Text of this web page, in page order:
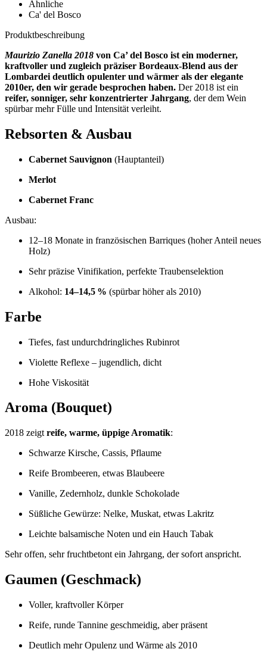
Ähnliche
Ca' del Bosco
Produktbeschreibung
Maurizio Zanella 2018 von Ca’ del Bosco ist ein moderner,
kraftvoller und zugleich präziser Bordeaux‑Blend aus der
Lombardei deutlich opulenter und wärmer als der elegante
2010er, den wir gerade besprochen haben. Der 2018 ist ein
reifer, sonniger, sehr konzentrierter Jahrgang, der dem Wein
spürbar mehr Fülle und Intensität verleiht.
Rebsorten & Ausbau
Cabernet Sauvignon (Hauptanteil)
Merlot
Cabernet Franc
Ausbau:
12–18 Monate in französischen Barriques (hoher Anteil neues
Holz)
Sehr präzise Vinifikation, perfekte Traubenselektion
Alkohol: 14–14,5 % (spürbar höher als 2010)
Farbe
Tiefes, fast undurchdringliches Rubinrot
Violette Reflexe – jugendlich, dicht
Hohe Viskosität
Aroma (Bouquet)
2018 zeigt reife, warme, üppige Aromatik:
Schwarze Kirsche, Cassis, Pflaume
Reife Brombeeren, etwas Blaubeere
Vanille, Zedernholz, dunkle Schokolade
Süßliche Gewürze: Nelke, Muskat, etwas Lakritz
Leichte balsamische Noten und ein Hauch Tabak
Sehr offen, sehr fruchtbetont ein Jahrgang, der sofort anspricht.
Gaumen (Geschmack)
Voller, kraftvoller Körper
Reife, runde Tannine geschmeidig, aber präsent
Deutlich mehr Opulenz und Wärme als 2010